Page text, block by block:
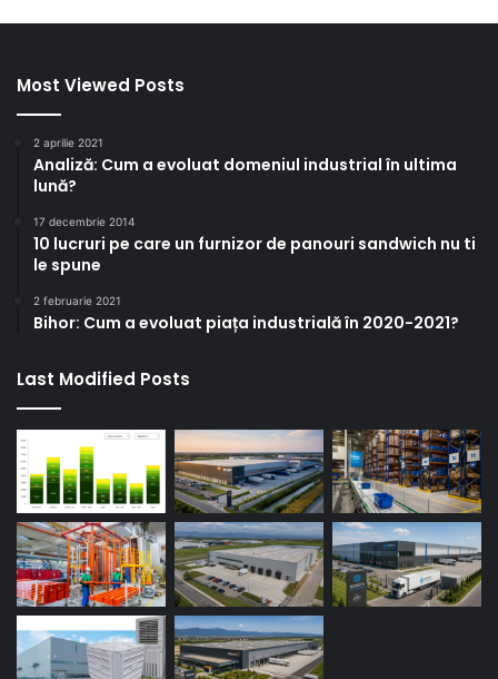
Most Viewed Posts
2 aprilie 2021
Analiză: Cum a evoluat domeniul industrial în ultima
lună?
17 decembrie 2014
10 lucruri pe care un furnizor de panouri sandwich nu ti
le spune
2 februarie 2021
Bihor: Cum a evoluat piața industrială în 2020-2021?
Last Modified Posts